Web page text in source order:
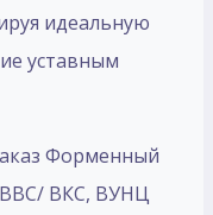
идеальную
уставным
Форменный
ВКС, ВУНЦ